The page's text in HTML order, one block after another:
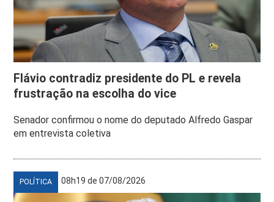
Flávio contradiz presidente do PL e revela
frustração na escolha do vice
Senador confirmou o nome do deputado Alfredo Gaspar
em entrevista coletiva
POLÍTICA 08h19 de 07/08/2026